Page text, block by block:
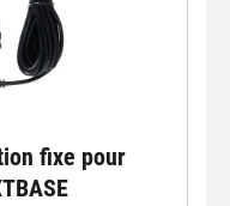
fixe pour